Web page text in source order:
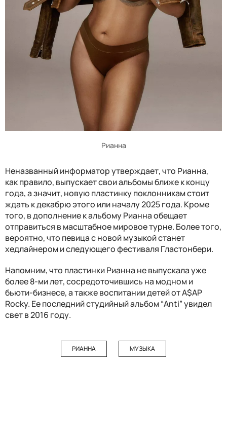
Рианна
Неназванный информатор утверждает, что Рианна,
как правило, выпускает свои альбомы ближе к концу
года, а значит, новую пластинку поклонникам стоит
ждать к декабрю этого или началу 2025 года. Кроме
того, в дополнение к альбому Рианна обещает
отправиться в масштабное мировое турне. Более того,
вероятно, что певица с новой музыкой станет
хедлайнером и следующего фестиваля Гластонбери.
Напомним, что пластинки Рианна не выпускала уже
более 8-ми лет, сосредоточившись на модном и
бьюти-бизнесе, а также воспитании детей от A$AP
Rocky. Ее последний студийный альбом “Anti” увидел
свет в 2016 году.
РИАННА МУЗЫКА